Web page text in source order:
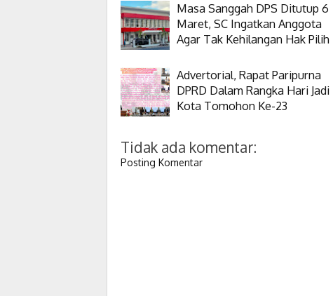
Masa Sanggah DPS Ditutup 6
Maret, SC Ingatkan Anggota
Agar Tak Kehilangan Hak Pilih
Advertorial, Rapat Paripurna
DPRD Dalam Rangka Hari Jadi
Kota Tomohon Ke-23
Tidak ada komentar:
Posting Komentar